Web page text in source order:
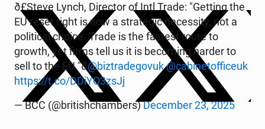
ð£️Ste­ve Lynch, Di­rec­tor of Intl Trade: "Getting the
EU reset right is now a stra­te­gic ne­ces­si­ty, not a
po­li­ti­cal choice. Trade is the fastest route to
growth, yet firms tell us it is be­co­ming harder to
sell to the EU."ð@biz­tra­de­go­vuk@ca­bi­ne­tof­fi­ceuk
https://t.co/DDiYQ3zsJj
— BCC (@bri­ti­sh­cham­bers)De­cem­ber 23, 2025